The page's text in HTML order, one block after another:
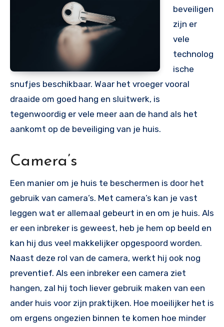
beveiligen
zijn er
vele
technolog
ische
snufjes beschikbaar. Waar het vroeger vooral
draaide om goed hang en sluitwerk, is
tegenwoordig er vele meer aan de hand als het
aankomt op de beveiliging van je huis.
Camera’s
Een manier om je huis te beschermen is door het
gebruik van camera’s. Met camera’s kan je vast
leggen wat er allemaal gebeurt in en om je huis. Als
er een inbreker is geweest, heb je hem op beeld en
kan hij dus veel makkelijker opgespoord worden.
Naast deze rol van de camera, werkt hij ook nog
preventief. Als een inbreker een camera ziet
hangen, zal hij toch liever gebruik maken van een
ander huis voor zijn praktijken. Hoe moeilijker het is
om ergens ongezien binnen te komen hoe minder